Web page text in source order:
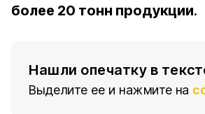
более 20 тонн продукции.
Нашли опечатку в
Выделите ее и нажмите на